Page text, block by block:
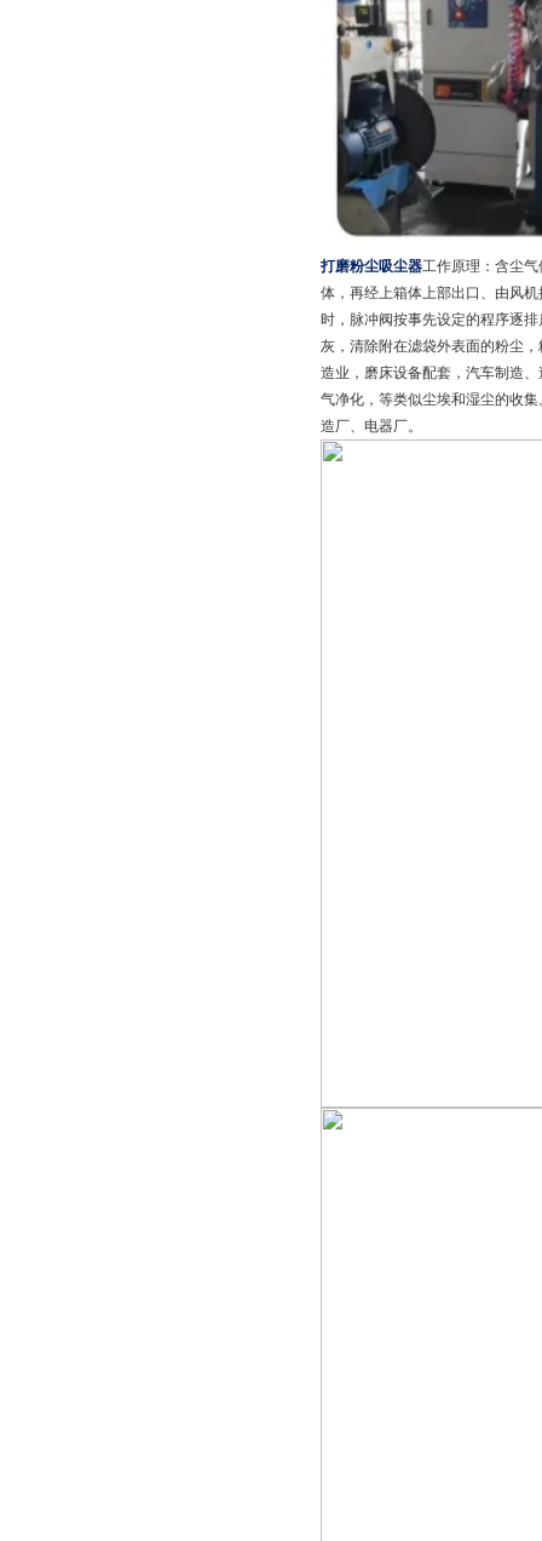
打磨粉尘吸尘器工作原理：含尘
体，再经上箱体上部出口、由风
时，脉冲阀按事先设定的程序逐
灰，清除附在滤袋外表面的粉尘
造业，磨床设备配套，汽车制造
气净化，等类似尘埃和湿尘的收
造厂、电器厂。